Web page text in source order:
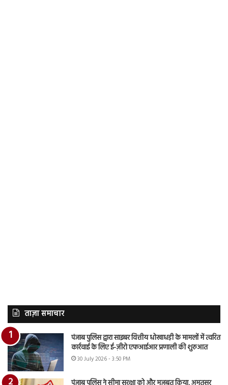
ताज़ा समाचार
पंजाब पुलिस द्वारा साइबर वित्तीय धोखाधड़ी के मामलों में त्वरित
कार्रवाई के लिए ई-ज़ीरो एफआईआर प्रणाली की शुरुआत
30 July 2026 - 3:50 PM